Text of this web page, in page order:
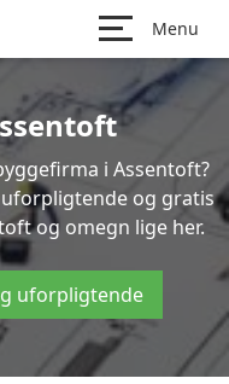
Menu
i Assentoft?
og gratis
og omegn lige her.
uforpligtende